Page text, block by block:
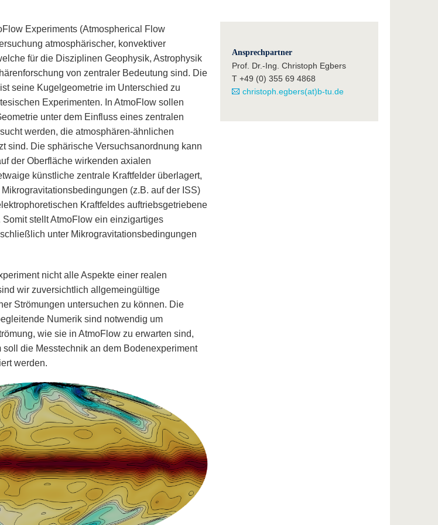
Experiments (Atmospherical Flow
atmosphärischer, konvektiver
für die Disziplinen Geophysik, Astrophysik
von zentraler Bedeutung sind. Die
seine Kugelgeometrie im Unterschied zu
Experimenten. In AtmoFlow sollen
unter dem Einfluss eines zentralen
werden, die atmosphären-ähnlichen
sind. Die sphärische Versuchsanordnung kann
der Oberfläche wirkenden axialen
künstliche zentrale Kraftfelder überlagert,
(z.B. auf der ISS)
Kraftfeldes auftriebsgetriebene
stellt AtmoFlow ein einzigartiges
unter Mikrogravitationsbedingungen
nicht alle Aspekte einer realen
wir zuversichtlich allgemeingültige
Strömungen untersuchen zu können. Die
Numerik sind notwendig um
wie sie in AtmoFlow zu erwarten sind,
die Messtechnik an dem Bodenexperiment
werden.
Ansprechpartner
Prof. Dr.-Ing. Christoph Egbers
T +49 (0) 355 69 4868
christoph.egbers(at)b-tu.de